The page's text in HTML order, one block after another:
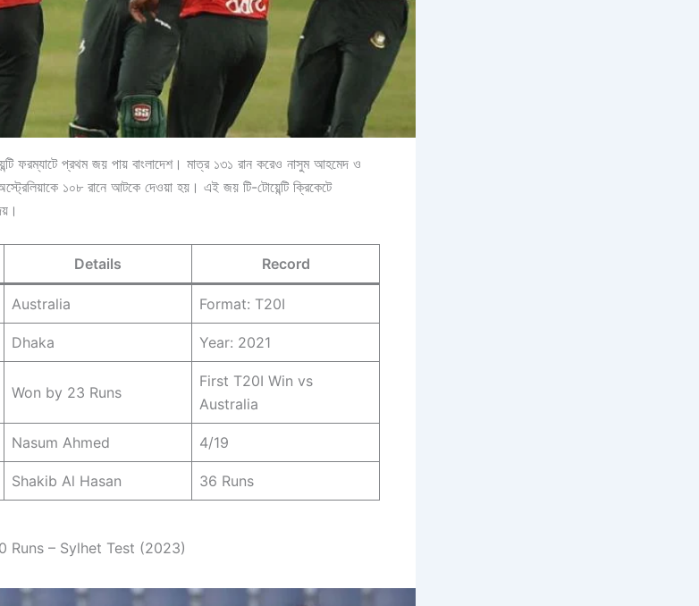
ফরম্যাটে প্রথম জয় পায় বাংলাদেশ। মাত্র ১৩১ রান করেও নাসুম আহমেদ ও
১০৮ রানে আটকে দেওয়া হয়। এই জয় টি-টোয়েন্টি ক্রিকেটে
Details Record
Australia Format: T20I
Dhaka Year: 2021
Won by 23 Runs
First T20I Win vs
Australia
Nasum Ahmed 4/19
Shakib Al Hasan 36 Runs
Runs – Sylhet Test (2023)